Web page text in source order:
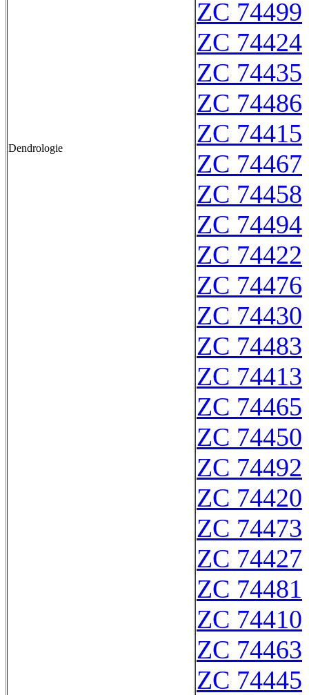
Dendrologie
ZC 74499
ZC 74424
ZC 74435
ZC 74486
ZC 74415
ZC 74467
ZC 74458
ZC 74494
ZC 74422
ZC 74476
ZC 74430
ZC 74483
ZC 74413
ZC 74465
ZC 74450
ZC 74492
ZC 74420
ZC 74473
ZC 74427
ZC 74481
ZC 74410
ZC 74463
ZC 74445